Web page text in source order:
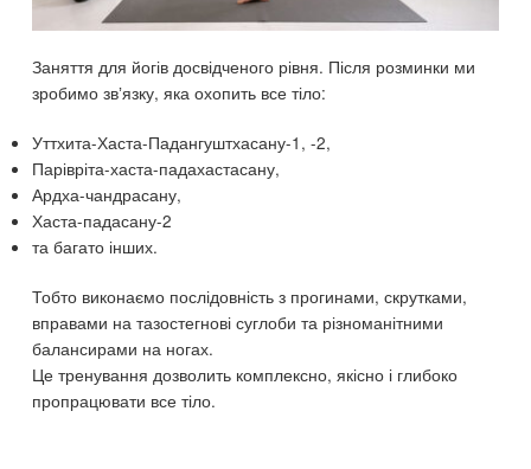
Заняття для йогів досвідченого рівня. Після розминки ми
зробимо звʼязку, яка охопить все тіло:
Уттхита-Хаста-Падангуштхасану-1, -2,
Парівріта-хаста-падахастасану,
Ардха-чандрасану,
Хаста-падасану-2
та багато інших.
Тобто виконаємо послідовність з прогинами, скрутками,
вправами на тазостегнові суглоби та різноманітними
балансирами на ногах.
Це тренування дозволить комплексно, якісно і глибоко
пропрацювати все тіло.